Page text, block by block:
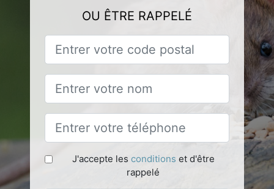
OU ÊTRE RAPPELÉ
J'accepte les conditions et d'être
rappelé